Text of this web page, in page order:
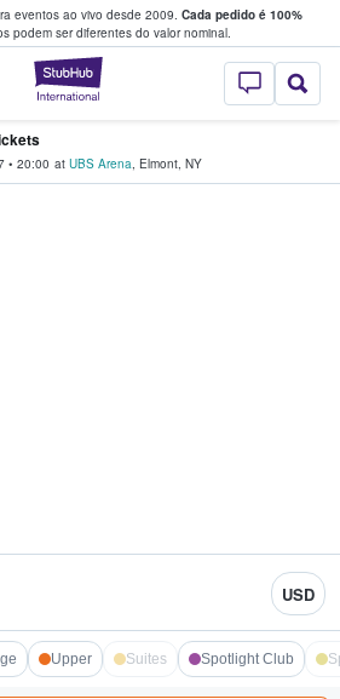
eventos ao vivo desde 2009. Cada pedido é 100%
podem ser diferentes do valor nominal.
StubHub – onde
e vendem bilhetes
• 20:00 at UBS Arena, Elmont, NY
USD
Upper Suites Spotlight Club